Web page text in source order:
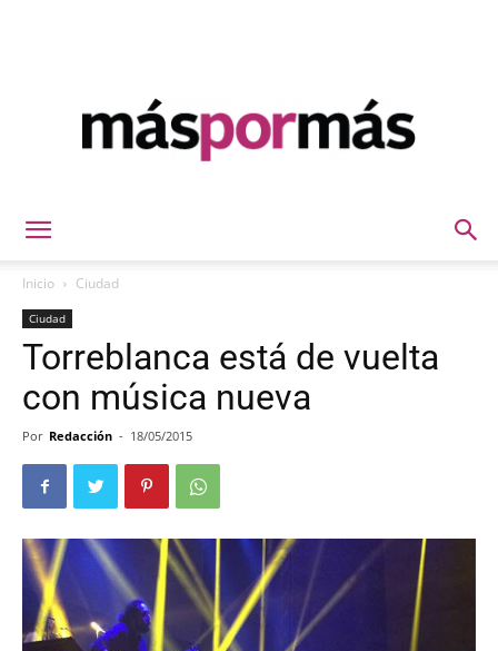
Inicio Ciudad
Ciudad
Torreblanca está de vuelta
con música nueva
Por Redacción - 18/05/2015